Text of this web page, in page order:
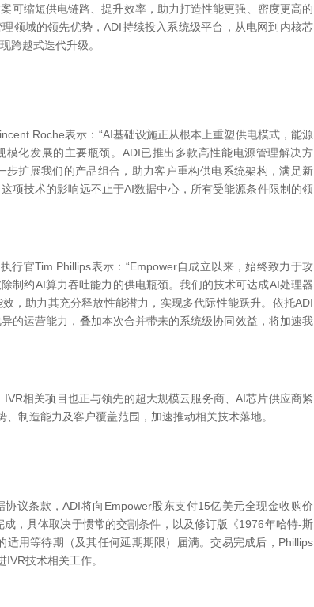
可缩短供电链路、提升效率，助力打造性能更强、密度更高的
领域的领先优势，ADI持续投入系统级平台，从电网到内核芯
跨越式迭代升级。
Roche表示： “AI基础设施正从根本上重塑供电模式，能源
化发展的主要瓶颈。 ADI已推出多款高性能电源管理解决方
步扩展我们的产品组合，助力客户重构供电系统架构，满足新
项技术的影响远不止于AI数据中心，所有受能源条件限制的领
行官Tim Phillips表示： “Empower自成立以来，始终致力于攻
制约AI算力吞吐能力的供电瓶颈。我们的技术可达成AI处理器
，助力其充分释放性能潜力，实现多代际性能跃升。依托ADI
的运营能力，叠加本次合并带来的系统级协同效益，将加速我
IVR相关项目也正与领先的超大规模云服务商、AI芯片供应商紧
、制造能力及客户覆盖范围，加速推动相关技术落地。
协议条款，ADI将向 Empower股东支付15亿美元全现金收购价
成，具体取决于惯常的交割条件，以及修订版《1976年哈特-斯
适用等待期（及其任何延期期限）届满。交易完成后， Phillips
IVR技术相关工作。